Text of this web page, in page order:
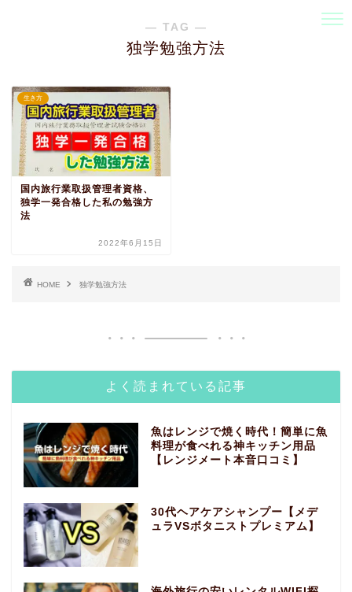
― TAG ―
独学勉強方法
生き方
国内旅行業取扱管理者資格、
独学一発合格した私の勉強方
法
2022年6月15日
HOME 独学勉強方法
よく読まれている記事
魚はレンジで焼く時代！簡単に魚
料理が食べれる神キッチン用品
【レンジメート本音口コミ】
30代ヘアケアシャンプー【メデ
ュラVSボタニストプレミアム】